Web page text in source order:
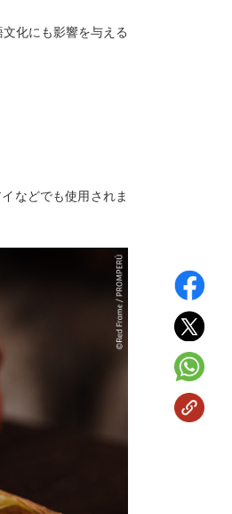
化にも影響を与える
などでも使用されま